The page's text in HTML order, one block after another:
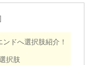
ドへ選択肢紹介！
択肢